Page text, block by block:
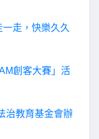
一走，快樂久久
創客大賽」活
治教育基金會辦